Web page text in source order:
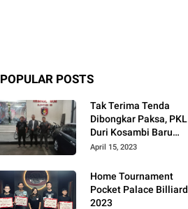
POPULAR POSTS
Tak Terima Tenda
Dibongkar Paksa, PKL
Duri Kosambi Baru
Gugat PT MD
April 15, 2023
Home Tournament
Pocket Palace Billiard
2023